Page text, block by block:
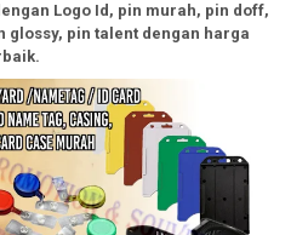
Logo Id , pin murah, pin doff,
glossy, pin talent dengan harga